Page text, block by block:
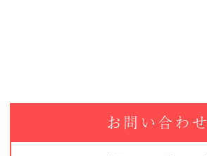
お問い合わせ